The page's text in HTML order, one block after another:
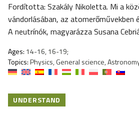
Fordította: Szakály Nikoletta. Mi a
vándorlásában, az atomerőművekben
A neutrínók, magyarázza Susana
Ages: 14-16, 16-19;
Topics:Physics, General science,
UNDERSTAND